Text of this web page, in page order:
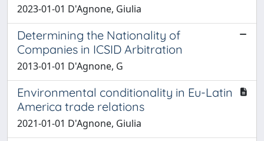
2023-01-01 D'Agnone, Giulia
Determining the Nationality of
Companies in ICSID Arbitration
2013-01-01 D'Agnone, G
Environmental conditionality in Eu-Latin
America trade relations
2021-01-01 D'Agnone, Giulia